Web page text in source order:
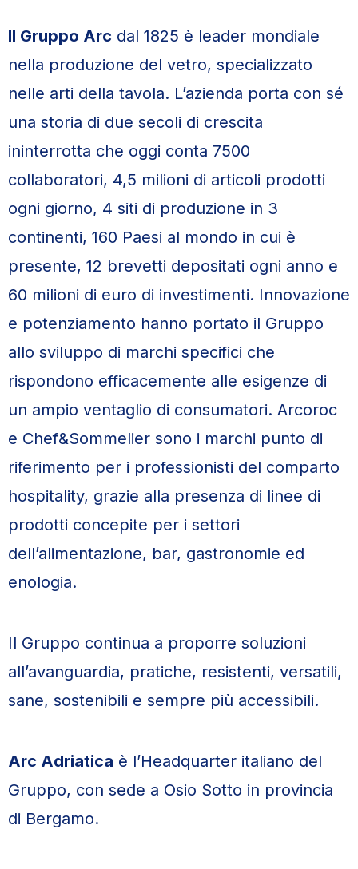
Il Gruppo Arc dal 1825 è leader mondiale
nella produzione del vetro, specializzato
nelle arti della tavola. L’azienda porta con sé
una storia di due secoli di crescita
ininterrotta che oggi conta 7500
collaboratori, 4,5 milioni di articoli prodotti
ogni giorno, 4 siti di produzione in 3
continenti, 160 Paesi al mondo in cui è
presente, 12 brevetti depositati ogni anno e
60 milioni di euro di investimenti. Innovazione
e potenziamento hanno portato il Gruppo
allo sviluppo di marchi specifici che
rispondono efficacemente alle esigenze di
un ampio ventaglio di consumatori. Arcoroc
e Chef&Sommelier sono i marchi punto di
riferimento per i professionisti del comparto
hospitality, grazie alla presenza di linee di
prodotti concepite per i settori
dell’alimentazione, bar, gastronomie ed
enologia.
Il Gruppo continua a proporre soluzioni
all’avanguardia, pratiche, resistenti, versatili,
sane, sostenibili e sempre più accessibili.
Arc Adriatica è l’Headquarter italiano del
Gruppo, con sede a Osio Sotto in provincia
di Bergamo.